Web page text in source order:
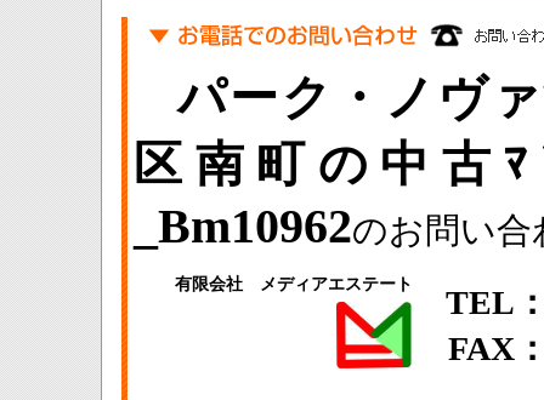
パーク・ノヴ
区南町の中古
_Bm10962のお問い
有限会社 メディアエステート
TEL
FAX